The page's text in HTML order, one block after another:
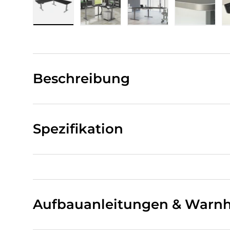
Beschreibung
Spezifikation
Aufbauanleitungen &